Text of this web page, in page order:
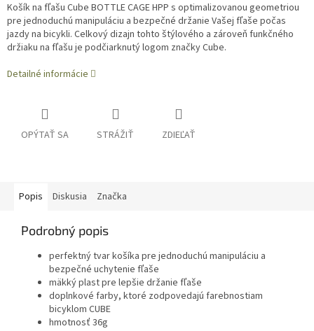
Košík na fľašu Cube BOTTLE CAGE HPP s optimalizovanou geometriou
pre jednoduchú manipuláciu a bezpečné držanie Vašej fľaše počas
jazdy na bicykli. Celkový dizajn tohto štýlového a zároveň funkčného
držiaku na fľašu je podčiarknutý logom značky Cube.
Detailné informácie
OPÝTAŤ SA STRÁŽIŤ ZDIEĽAŤ
Popis Diskusia Značka
Podrobný popis
perfektný tvar košíka pre jednoduchú manipuláciu a
bezpečné uchytenie fľaše
mäkký plast pre lepšie držanie fľaše
doplnkové farby, ktoré zodpovedajú farebnostiam
bicyklom CUBE
hmotnosť 36g